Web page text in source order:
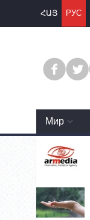
ՀԱՅ РУС
Mир